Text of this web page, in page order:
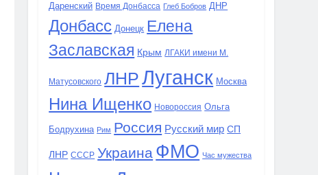
Даренский Время Донбасса Глеб Бобров ДНР
Донбасс Донецк Елена
Заславская Крым ЛГАКИ имени М.
Матусовского ЛНРЛуганск Москва
Нина Ищенко Новороссия Ольга
Бодрухина Рим Россия Русский мир СП
ЛНР СССР Украина ФМО Час мужества